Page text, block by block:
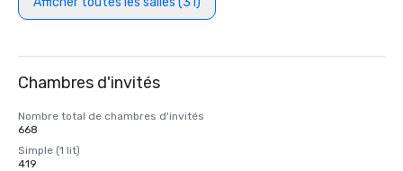
Chambres d'invités
Nombre total de chambres d'invités
668
Simple (1 lit)
419